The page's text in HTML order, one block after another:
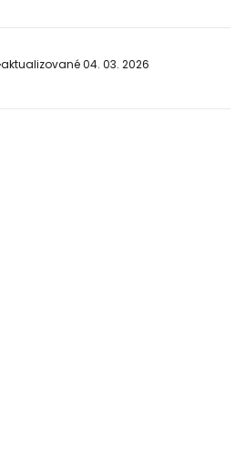
aktualizované 04. 03. 2026